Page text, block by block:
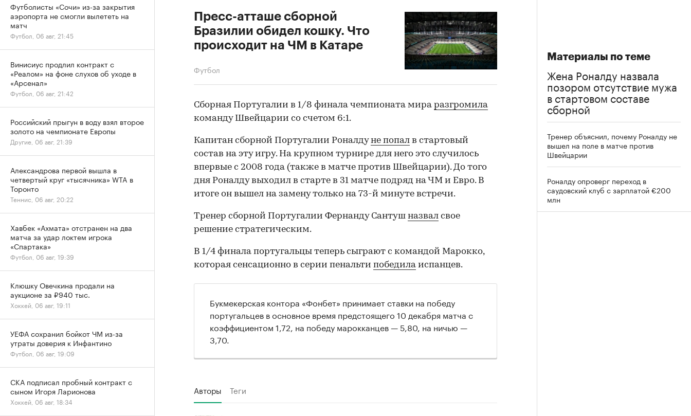
Пресс-атташе сборной
Бразилии обидел кошку. Что
происходит на ЧМ в Катаре
Футбол
00:00 / 00:00
Сборная Португалии в 1/8 финала чемпионата мира разгромила
команду Швейцарии со счетом 6:1.
Капитан сборной Португалии Роналдуне попал в стартовый
состав на эту игру. На крупном турнире для него это случилось
впервые с 2008 года (также в матче против Швейцарии). До того
дня Роналду выходил в старте в 31 матче подряд на ЧМ и Евро. В
итоге он вышел на замену только на 73-й минуте встречи.
Тренер сборной Португалии Фернанду Сантуш назвал свое
решение стратегическим.
В 1/4 финала португальцы теперь сыграют с командой Марокко,
которая сенсационно в серии пенальти победила испанцев.
Букмекерская контора «Фонбет» принимает ставки на победу
португальцев в основное время предстоящего 10 декабря матча с
коэффициентом 1,72, на победу марокканцев — 5,80, на ничью —
3,70.
Авторы Теги
Материалы по теме
Жена Роналду назвала
позором отсутствие мужа
в стартовом составе
сборной
Тренер объяснил, почему Роналду не
вышел на поле в матче против
Швейцарии
Роналду опроверг переход в
саудовский клуб с зарплатой €200
млн
Футболисты «Сочи» из-за закрытия
аэропорта не смогли вылететь на
матч
Футбол, 06 авг, 21:45
Винисиус продлил контракт с
«Реалом» на фоне слухов об уходе в
«Арсенал»
Футбол, 06 авг, 21:42
Российский прыгун в воду взял второе
золото на чемпионате Европы
Другие, 06 авг, 21:39
Александрова первой вышла в
четвертый круг «тысячника» WTA в
Торонто
Теннис, 06 авг, 20:22
Хавбек «Ахмата» отстранен на два
матча за удар локтем игрока
«Спартака»
Футбол, 06 авг, 19:39
Клюшку Овечкина продали на
аукционе за ₽940 тыс.
Хоккей, 06 авг, 19:11
УЕФА сохранил бойкот ЧМ из-за
утраты доверия к Инфантино
Футбол, 06 авг, 19:09
СКА подписал пробный контракт с
сыном Игоря Ларионова
Хоккей, 06 авг, 18:34